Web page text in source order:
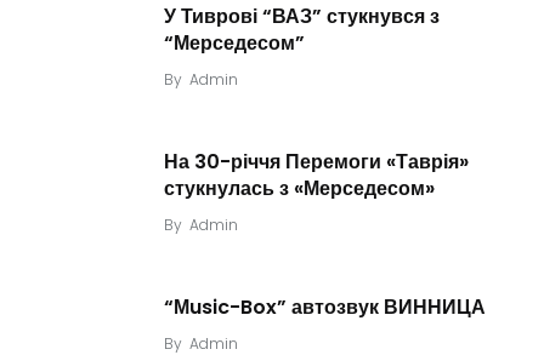
У Тиврові “ВАЗ” стукнувся з
“Мерседесом”
By Admin
На 30-річчя Перемоги «Таврія»
стукнулась з «Мерседесом»
By Admin
“Мusic-Box” автозвук ВИННИЦА
By Admin